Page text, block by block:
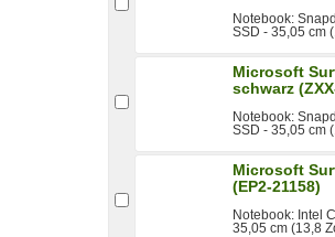
Notebook:
SSD - 35,05 cm
Microsoft
schwarz
Notebook:
SSD - 35,05 cm
Microsoft
(EP2-21158)
Notebook: Intel
35,05 cm (13,8